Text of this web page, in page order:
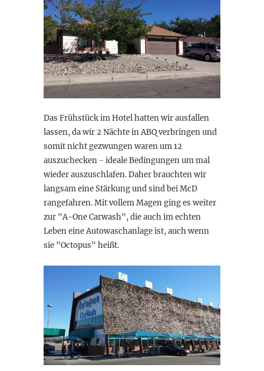
Das Frühstück im Hotel hatten wir ausfallen
lassen, da wir 2 Nächte in ABQ verbringen und
somit nicht gezwungen waren um 12
auszuchecken - ideale Bedingungen um mal
wieder auszuschlafen. Daher brauchten wir
langsam eine Stärkung und sind bei McD
rangefahren. Mit vollem Magen ging es weiter
zur "A-One Carwash", die auch im echten
Leben eine Autowaschanlage ist, auch wenn
sie "Octopus" heißt.